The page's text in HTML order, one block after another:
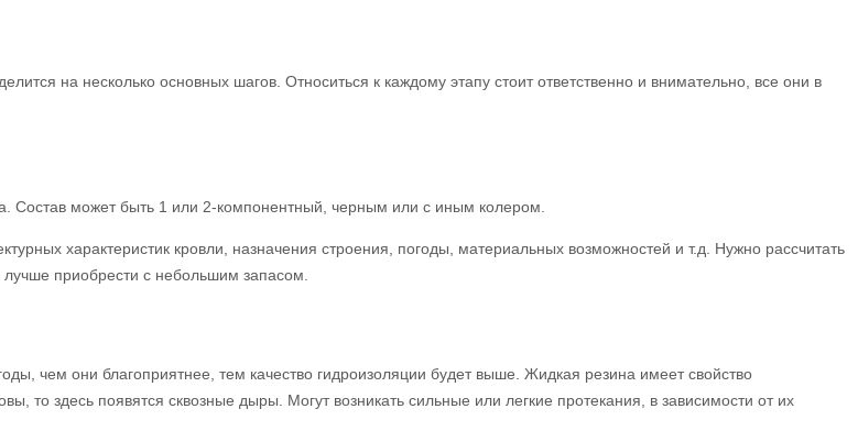
на несколько основных шагов. Относиться к каждому этапу стоит ответственно и внимательно, все они в
Состав может быть 1 или 2-компонентный, черным или с иным колером.
характеристик кровли, назначения строения, погоды, материальных возможностей и т.д. Нужно рассчитать
приобрести с небольшим запасом.
чем они благоприятнее, тем качество гидроизоляции будет выше. Жидкая резина имеет свойство
то здесь появятся сквозные дыры. Могут возникать сильные или легкие протекания, в зависимости от их